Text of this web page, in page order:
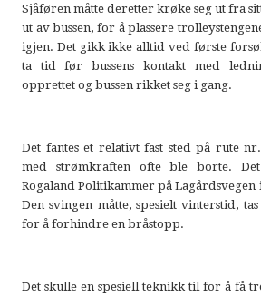
Sjåføren måtte deretter krøke seg ut fra
ut av bussen, for å plassere
igjen. Det gikk ikke alltid ved første
ta tid før bussens kontakt med
opprettet og bussen rikket seg i gang.
Det fantes et relativt fast sted på rute
med strømkraften ofte ble borte.
Rogaland Politikammer på
Den svingen måtte, spesielt vinterstid,
for å forhindre en bråstopp.
Det skulle en spesiell teknikk til for å få